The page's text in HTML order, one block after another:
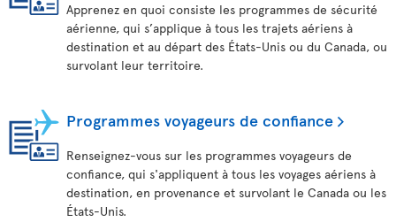
Apprenez en quoi consiste les programmes de sécurité
aérienne, qui s’applique à tous les trajets aériens à
destination et au départ des États-Unis ou du Canada, ou
survolant leur territoire.
Programmes voyageurs de confiance
Renseignez-vous sur les programmes voyageurs de
confiance, qui s'appliquent à tous les voyages aériens à
destination, en provenance et survolant le Canada ou les
États-Unis.